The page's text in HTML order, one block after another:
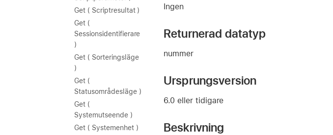
Get ( Scriptresultat )
Get (
Sessionsidentifierare
)
Get ( Sorteringsläge
)
Get (
Statusområdesläge )
Get (
Systemutseende )
Get ( Systemenhet )
Ingen
Returnerad datatyp
nummer
Ursprungsversion
6.0 eller tidigare
Beskrivning